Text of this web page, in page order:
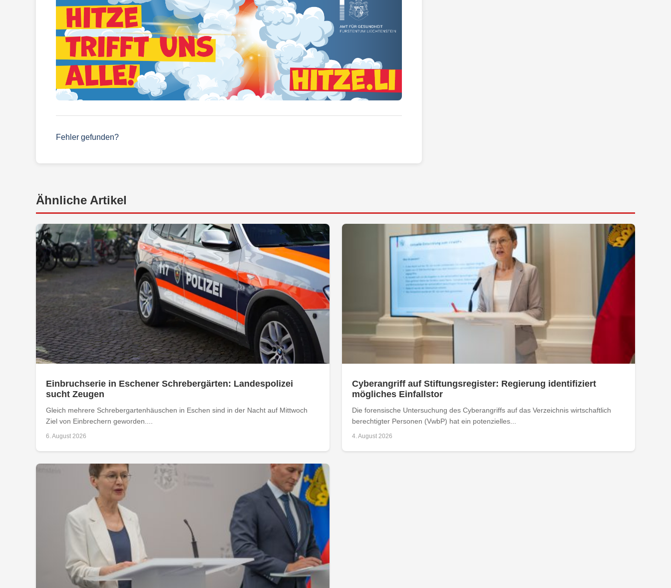
Fehler gefunden?
Ähnliche Artikel
Einbruchserie in Eschener Schrebergärten: Landespolizei
sucht Zeugen
Gleich mehrere Schrebergartenhäuschen in Eschen sind in der Nacht auf Mittwoch
Ziel von Einbrechern geworden....
6. August 2026
Cyberangriff auf Stiftungsregister: Regierung identifiziert
mögliches Einfallstor
Die forensische Untersuchung des Cyberangriffs auf das Verzeichnis wirtschaftlich
berechtigter Personen (VwbP) hat ein potenzielles...
4. August 2026